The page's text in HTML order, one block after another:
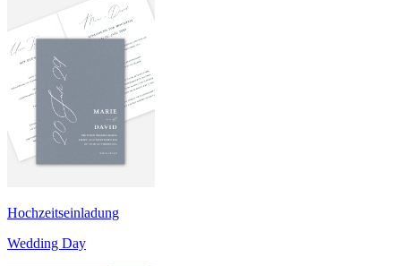
Hochzeitseinladung
Wedding Day